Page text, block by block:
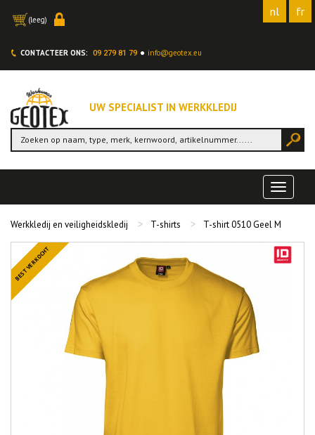
nl fr
(leeg)
CONTACTEER ONS: 09 279 81 79 info@geotex.eu
UW SPECIALIST IN WERKKLEDIJ
Toggle
Werkkledij en veiligheidskledij T-shirts T-shirt 0510 Geel M
BEST VERKOCHT